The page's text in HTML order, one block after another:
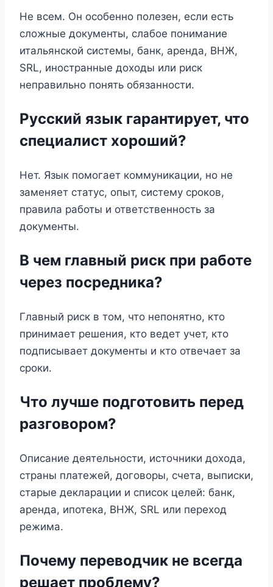
Не всем. Он особенно полезен, если есть
сложные документы, слабое понимание
итальянской системы, банк, аренда, ВНЖ,
SRL, иностранные доходы или риск
неправильно понять обязанности.
Русский язык гарантирует, что
специалист хороший?
Нет. Язык помогает коммуникации, но не
заменяет статус, опыт, систему сроков,
правила работы и ответственность за
документы.
В чем главный риск при работе
через посредника?
Главный риск в том, что непонятно, кто
принимает решения, кто ведет учет, кто
подписывает документы и кто отвечает за
сроки.
Что лучше подготовить перед
разговором?
Описание деятельности, источники дохода,
страны платежей, договоры, счета, выписки,
старые декларации и список целей: банк,
аренда, ипотека, ВНЖ, SRL или переход
режима.
Почему переводчик не всегда
решает проблему?